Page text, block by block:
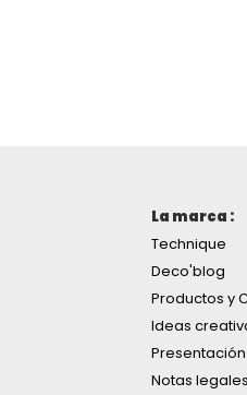
La marca :
Technique
Deco'blog
Productos y
Ideas
Presentación
Notas legales